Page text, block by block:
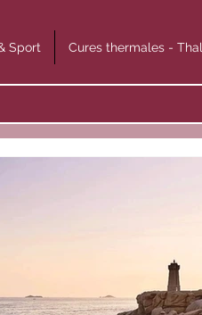
Sport Cures thermales -